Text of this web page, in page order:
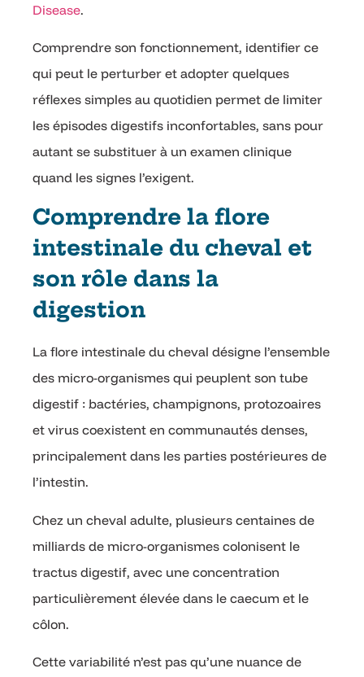
Disease.
Comprendre son fonctionnement, identifier ce
qui peut le perturber et adopter quelques
réflexes simples au quotidien permet de limiter
les épisodes digestifs inconfortables, sans pour
autant se substituer à un examen clinique
quand les signes l’exigent.
Comprendre la flore
intestinale du cheval et
son rôle dans la
digestion
La flore intestinale du cheval désigne l’ensemble
des micro-organismes qui peuplent son tube
digestif : bactéries, champignons, protozoaires
et virus coexistent en communautés denses,
principalement dans les parties postérieures de
l’intestin.
Chez un cheval adulte, plusieurs centaines de
milliards de micro-organismes colonisent le
tractus digestif, avec une concentration
particulièrement élevée dans le caecum et le
côlon.
Cette variabilité n’est pas qu’une nuance de